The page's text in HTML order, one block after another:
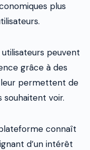
plus
peuvent
grâce à des
permettent de
souhaitent voir.
connaît
d’un intérêt